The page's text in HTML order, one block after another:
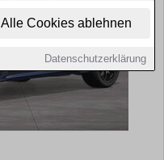
Alle Cookies ablehnen
Datenschutzerklärung